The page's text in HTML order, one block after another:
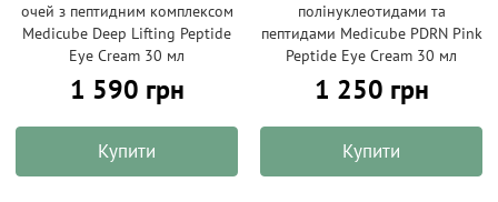
очей з пептидним комплексом
Medicube Deep Lifting Peptide
Eye Cream 30 мл
1 590 грн
Купити
полінуклеотидами та
пептидами Medicube PDRN Pink
Peptide Eye Cream 30 мл
1 250 грн
Купити